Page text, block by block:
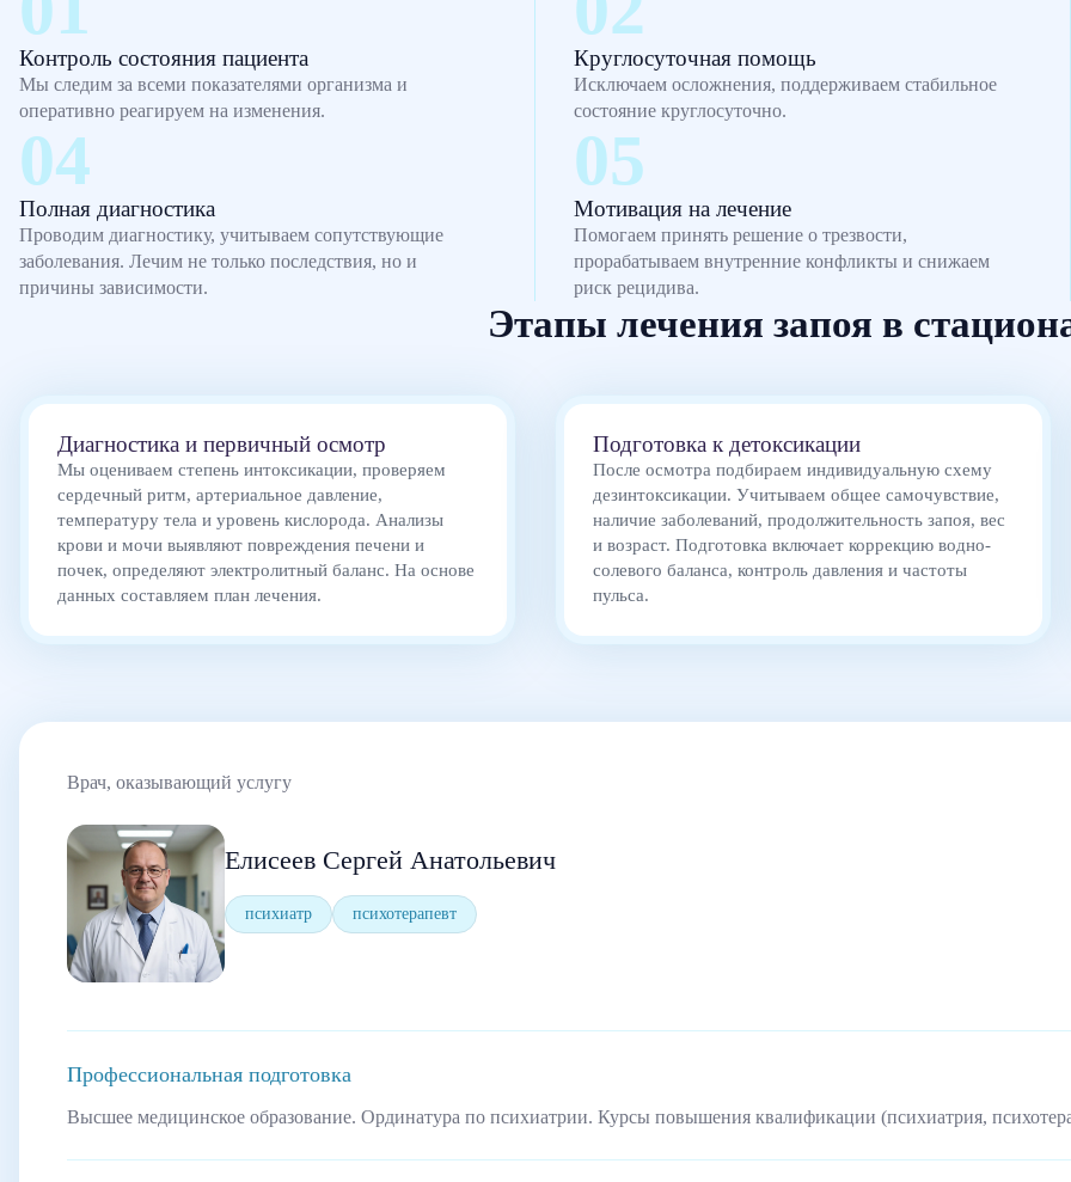
Контроль состояния пациента
Мы следим за всеми показателями организма и
оперативно реагируем на изменения.
Круглосуточная помощь
Исключаем осложнения, поддерживаем стабильное
состояние круглосуточно.
Полная диагностика
Проводим диагностику, учитываем сопутствующие
заболевания. Лечим не только последствия, но и
причины зависимости.
Мотивация на лечение
Помогаем принять решение о трезвости,
прорабатываем внутренние конфликты и снижаем
риск рецидива.
Этапы лечения запоя в
Диагностика и первичный осмотр
Мы оцениваем степень интоксикации, проверяем
сердечный ритм, артериальное давление,
температуру тела и уровень кислорода. Анализы
крови и мочи выявляют повреждения печени и
почек, определяют электролитный баланс. На основе
данных составляем план лечения.
Подготовка к детоксикации
После осмотра подбираем индивидуальную схему
дезинтоксикации. Учитываем общее самочувствие,
наличие заболеваний, продолжительность запоя, вес
и возраст. Подготовка включает коррекцию водно-
солевого баланса, контроль давления и частоты
пульса.
Врач, оказывающий услугу
Елисеев Сергей Анатольевич
психиатр психотерапевт
Профессиональная подготовка
Высшее медицинское образование. Ординатура по психиатрии. Курсы повышения квалификации (психиатрия,